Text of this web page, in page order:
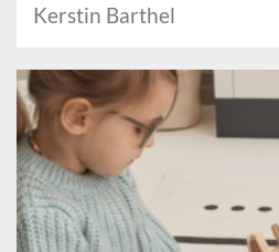
Kerstin Barthel